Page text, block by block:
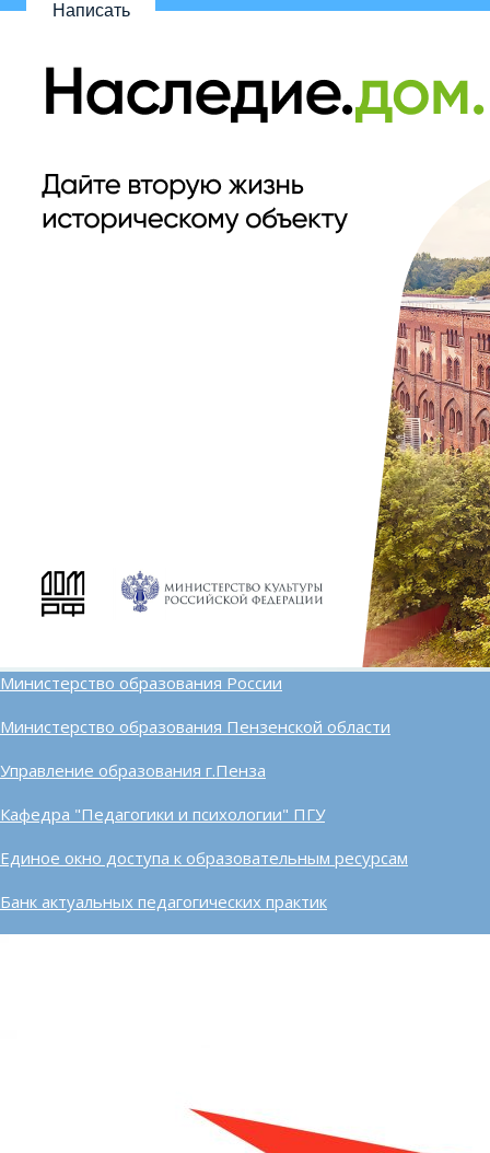
Написать
Министерство образования России
Министерство образования Пензенской области
Управление образования г.Пенза
Кафедра "Педагогики и психологии" ПГУ
Единое окно доступа к образовательным ресурсам
Банк актуальных педагогических практик